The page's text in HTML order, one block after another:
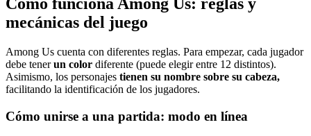
Cómo funciona Among Us: reglas y
mecánicas del juego
Among Us cuenta con diferentes reglas. Para empezar, cada jugador
debe tenerun color diferente (puede elegir entre 12 distintos).
Asimismo, los personajes tienen su nombre sobre su cabeza,
facilitando la identificación de los jugadores.
Cómo unirse a una partida: modo en línea